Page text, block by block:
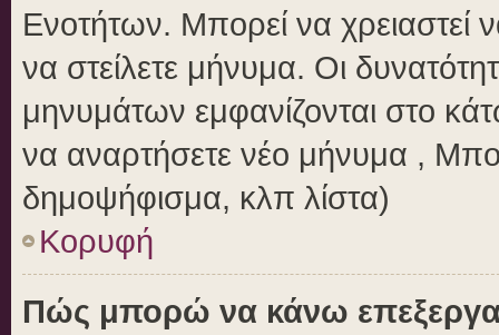
Ενοτήτων. Μπορεί να χρειαστεί
να στείλετε μήνυμα. Οι
μηνυμάτων εμφανίζονται στο
να αναρτήσετε νέο μήνυμα ,
δημοψήφισμα, κλπ λίστα)
Κορυφή
Πώς μπορώ να κάνω